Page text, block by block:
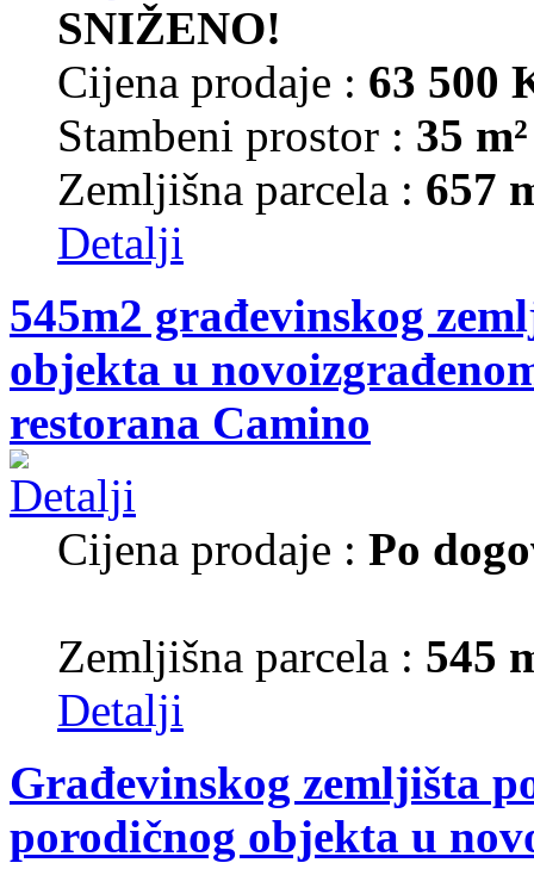
SNIŽENO!
Cijena prodaje : 63 500
Stambeni prostor : 35 m²
Zemljišna parcela : 657
Detalji
545m2 građevinskog
objekta u
restorana Camino
Cijena prodaje : Po
Zemljišna parcela : 545
Detalji
Građevinskog zemljišta
porodičnog objekta u